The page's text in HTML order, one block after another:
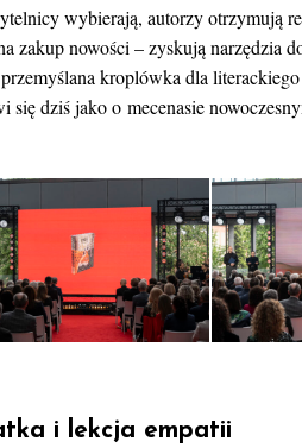
wybierają, autorzy otrzymują
zakup nowości – zyskują narzędzia
kroplówka dla
dziś jako o mecenasie
i lekcja empatii